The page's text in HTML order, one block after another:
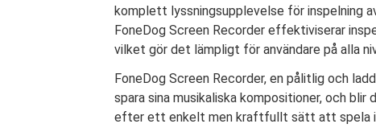
komplett lyssningsupplevelse för inspelning
FoneDog Screen Recorder effektiviserar
vilket gör det lämpligt för användare på alla
FoneDog Screen Recorder, en pålitlig och
spara sina musikaliska kompositioner, och
efter ett enkelt men kraftfullt sätt att spela